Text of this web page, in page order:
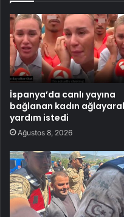
İspanya’da canlı yayına
bağlanan kadın
yardım istedi
Ağustos 8, 2026